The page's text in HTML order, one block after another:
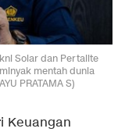
Solar dan Pertalite
mentah dunia
PRATAMA S)
Keuangan